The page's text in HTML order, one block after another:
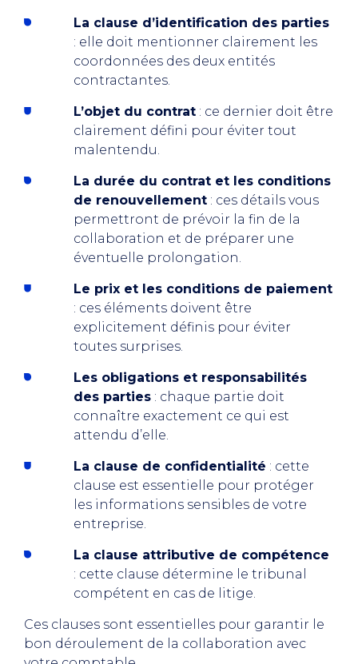
La clause d’identification des parties
: elle doit mentionner clairement les
coordonnées des deux entités
contractantes.
L’objet du contrat : ce dernier doit être
clairement défini pour éviter tout
malentendu.
La durée du contrat et les conditions
de renouvellement : ces détails vous
permettront de prévoir la fin de la
collaboration et de préparer une
éventuelle prolongation.
Le prix et les conditions de paiement
: ces éléments doivent être
explicitement définis pour éviter
toutes surprises.
Les obligations et responsabilités
des parties : chaque partie doit
connaître exactement ce qui est
attendu d’elle.
La clause de confidentialité : cette
clause est essentielle pour protéger
les informations sensibles de votre
entreprise.
La clause attributive de compétence
: cette clause détermine le tribunal
compétent en cas de litige.
Ces clauses sont essentielles pour garantir le
bon déroulement de la collaboration avec